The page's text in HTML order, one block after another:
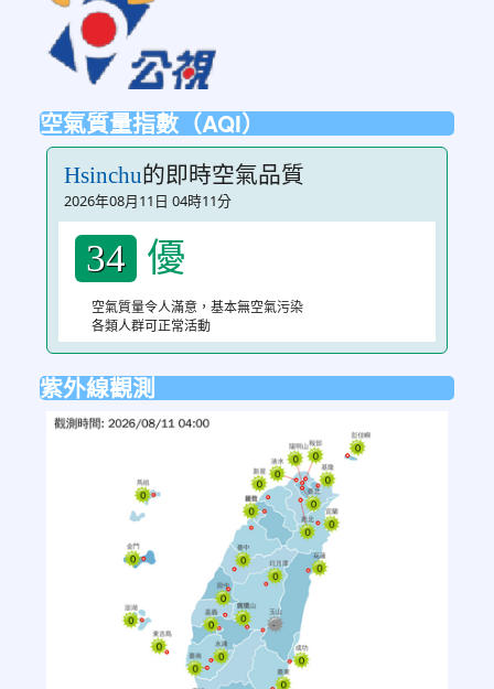
空氣質量指數（AQI）
Hsinchu的即時空氣品質
2026年08月11日 04時11分
34 優
空氣質量令人滿意，基本無空氣污染
各類人群可正常活動
紫外線觀測